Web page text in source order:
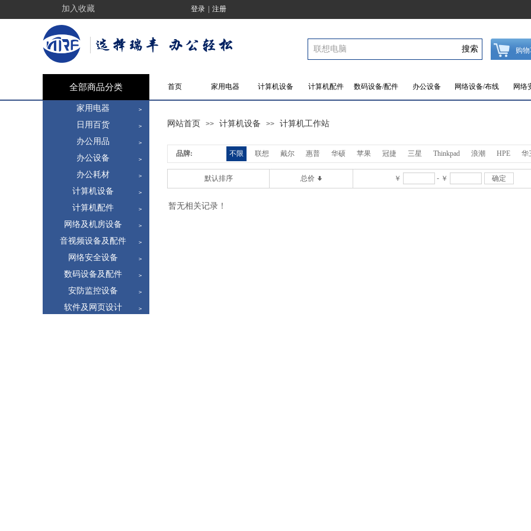
网站首页 >> 计算机设备 >> 计算机工作站
品牌: 不限 联想 戴尔 惠普 华硕 苹果 冠捷 三星 Thinkpad 浪潮 HPE 华
默认排序 总价 ￥ - ￥ 确定
暂无相关记录！
加入收藏 登录 注册
搜索 购
全部商品分类
家用电器 >
日用百货 >
办公用品 >
办公设备 >
办公耗材 >
计算机设备 >
计算机配件 >
网络及机房设备 >
音视频设备及配件 >
网络安全设备 >
数码设备及配件 >
安防监控设备 >
软件及网页设计 >
选择瑞丰，办公轻松
首页 家用电器 计算机设备 计算机配件 数码设备/配件 办公设备 网络设备/布线 网络